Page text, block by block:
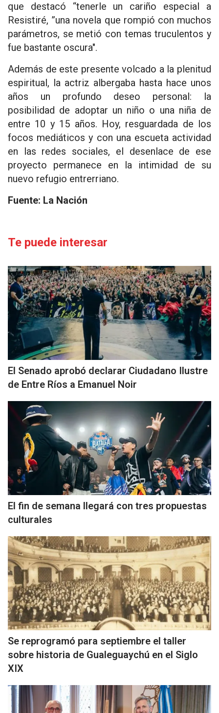
que destacó “tenerle un cariño especial a
Resistiré, ”una novela que rompió con muchos
parámetros, se metió con temas truculentos y
fue bastante oscura".
Además de este presente volcado a la plenitud
espiritual, la actriz albergaba hasta hace unos
años un profundo deseo personal: la
posibilidad de adoptar un niño o una niña de
entre 10 y 15 años. Hoy, resguardada de los
focos mediáticos y con una escueta actividad
en las redes sociales, el desenlace de ese
proyecto permanece en la intimidad de su
nuevo refugio entrerriano.
Fuente: La Nación
Te puede interesar
El Senado aprobó declarar Ciudadano Ilustre
de Entre Ríos a Emanuel Noir
El fin de semana llegará con tres propuestas
culturales
Se reprogramó para septiembre el taller
sobre historia de Gualeguaychú en el Siglo
XIX